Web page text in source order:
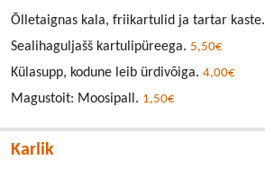
Õlletaignas kala, friikartulid ja tartar kaste.
Sealihaguljašš kartulipüreega. 5,50€
Külasupp, kodune leib ürdivõiga. 4,00€
Magustoit: Moosipall. 1,50€
Karlik